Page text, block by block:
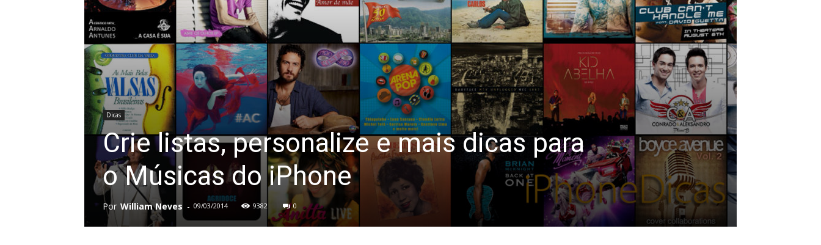
Dicas
Crie listas, personalize e mais dicas para
o Músicas do iPhone
Por William Neves - 09/03/2014 9382 0